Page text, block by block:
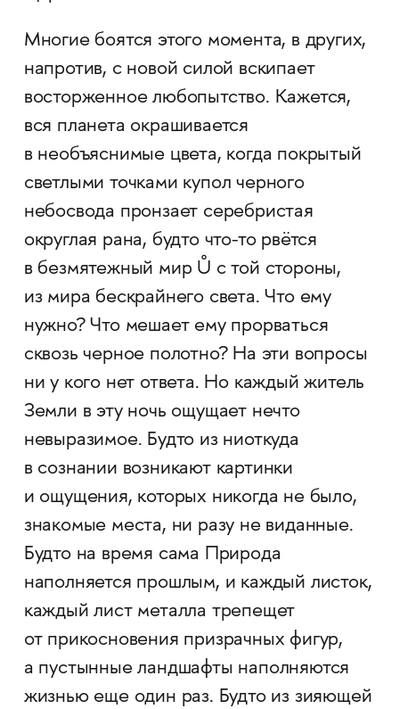
Многие боятся этого момента, в других,
напротив, с новой силой вскипает
восторженное любопытство. Кажется,
вся планета окрашивается
в необъяснимые цвета, когда покрытый
светлыми точками купол черного
небосвода пронзает серебристая
округлая рана, будто что-то рвётся
в безмятежный мир Ů с той стороны,
из мира бескрайнего света. Что ему
нужно? Что мешает ему прорваться
сквозь черное полотно? На эти вопросы
ни у кого нет ответа. Но каждый житель
Земли в эту ночь ощущает нечто
невыразимое. Будто из ниоткуда
в сознании возникают картинки
и ощущения, которых никогда не было,
знакомые места, ни разу не виданные.
Будто на время сама Природа
наполняется прошлым, и каждый листок,
каждый лист металла трепещет
от прикосновения призрачных фигур,
а пустынные ландшафты наполняются
жизнью еще один раз. Будто из зияющей